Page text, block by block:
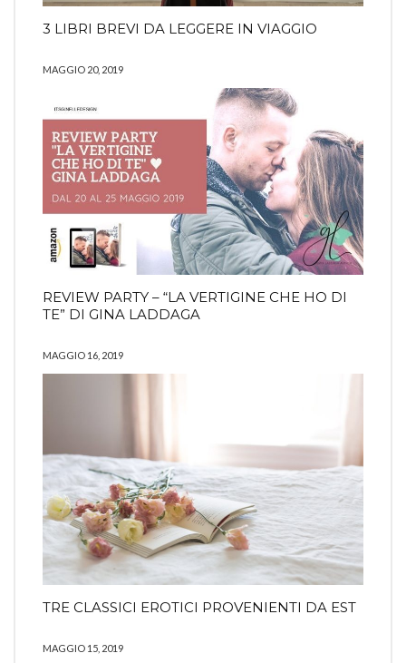
3 LIBRI BREVI DA LEGGERE IN VIAGGIO
MAGGIO 20, 2019
REVIEW PARTY – “LA VERTIGINE CHE HO DI
TE” DI GINA LADDAGA
MAGGIO 16, 2019
TRE CLASSICI EROTICI PROVENIENTI DA EST
MAGGIO 15, 2019